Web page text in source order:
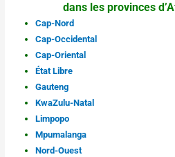
dans les provinces
Cap-Nord
Cap-Occidental
Cap-Oriental
État Libre
Gauteng
KwaZulu-Natal
Limpopo
Mpumalanga
Nord-Ouest